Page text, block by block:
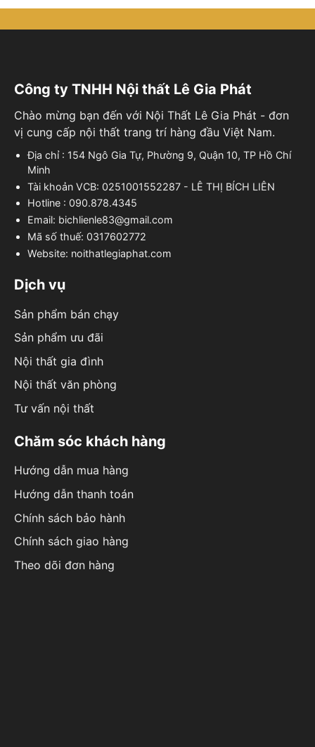
Công ty TNHH Nội thất Lê Gia Phát
Chào mừng bạn đến với Nội Thất Lê Gia Phát - đơn
vị cung cấp nội thất trang trí hàng đầu Việt Nam.
Địa chỉ : 154 Ngô Gia Tự, Phường 9, Quận 10, TP Hồ Chí
Minh
Tài khoản VCB: 0251001552287 - LÊ THỊ BÍCH LIÊN
Hotline : 090.878.4345
Email: bichlienle83@gmail.com
Mã số thuế: 0317602772
Website: noithatlegiaphat.com
Dịch vụ
Sản phẩm bán chạy
Sản phẩm ưu đãi
Nội thất gia đình
Nội thất văn phòng
Tư vấn nội thất
Chăm sóc khách hàng
Hướng dẫn mua hàng
Hướng dẫn thanh toán
Chính sách bảo hành
Chính sách giao hàng
Theo dõi đơn hàng